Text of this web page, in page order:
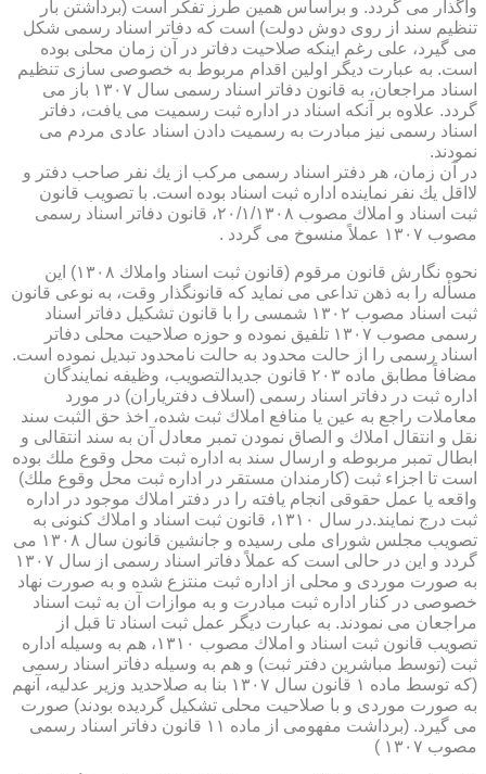
واگذار می گردد. و براساس همین طرز تفكر است (برداشتن بار
تنظیم سند از روی دوش دولت) است كه دفاتر اسناد رسمی شكل
می گیرد، علی رغم اینكه صلاحیت دفاتر در آن زمان محلی بوده
است. به عبارت دیگر اولین اقدام مربوط به خصوصی سازی تنظیم
اسناد مراجعان، به قانون دفاتر اسناد رسمی سال ۱۳۰۷ باز می
گردد. علاوه بر آنكه اسناد در اداره ثبت رسمیت می یافت، دفاتر
اسناد رسمی نیز مبادرت به رسمیت دادن اسناد عادی مردم می
نمودند.
در آن زمان، هر دفتر اسناد رسمی مركب از یك نفر صاحب دفتر و
لااقل یك نفر نماینده اداره ثبت اسناد بوده است. با تصویب قانون
ثبت اسناد و املاك مصوب ۲۰/۱/۱۳۰۸، قانون دفاتر اسناد رسمی
مصوب ۱۳۰۷ عملاً منسوخ می گردد .
نحوه نگارش قانون مرقوم (قانون ثبت اسناد واملاك ۱۳۰۸) این
مسأله را به ذهن تداعی می نماید كه قانونگذار وقت، به نوعی قانون
ثبت اسناد مصوب ۱۳۰۲ شمسی را با قانون تشكیل دفاتر اسناد
رسمی مصوب ۱۳۰۷ تلفیق نموده و حوزه صلاحیت محلی دفاتر
اسناد رسمی را از حالت محدود به حالت نامحدود تبدیل نموده است.
مضافاً مطابق ماده ۲۰۳ قانون جدیدالتصویب، وظیفه نمایندگان
اداره ثبت در دفاتر اسناد رسمی (اسلاف دفتریاران) در مورد
معاملات راجع به عین یا منافع املاك ثبت شده، اخذ حق الثبت سند
نقل و انتقال املاك و الصاق نمودن تمبر معادل آن به سند انتقالی و
ابطال تمبر مربوطه و ارسال سند به اداره ثبت محل وقوع ملك بوده
است تا اجزاء ثبت (كارمندان مستقر در اداره ثبت محل وقوع ملك)
واقعه یا عمل حقوقی انجام یافته را در دفتر املاك موجود در اداره
ثبت درج نمایند.در سال ۱۳۱۰، قانون ثبت اسناد و املاك كنونی به
تصویب مجلس شورای ملی رسیده و جانشین قانون سال ۱۳۰۸ می
گردد و این در حالی است كه عملاً دفاتر اسناد رسمی از سال ۱۳۰۷
به صورت موردی و محلی از اداره ثبت منتزع شده و به صورت نهاد
خصوصی در كنار اداره ثبت مبادرت و به موازات آن به ثبت اسناد
مراجعان می نمودند. به عبارت دیگر عمل ثبت اسناد تا قبل از
تصویب قانون ثبت اسناد و املاك مصوب ۱۳۱۰، هم به وسیله اداره
ثبت (توسط مباشرین دفتر ثبت) و هم به وسیله دفاتر اسناد رسمی
(كه توسط ماده ۱ قانون سال ۱۳۰۷ بنا به صلاحدید وزیر عدلیه، آنهم
به صورت موردی و با صلاحیت محلی تشكیل گردیده بودند) صورت
می گیرد. (برداشت مفهومی از ماده ۱۱ قانون دفاتر اسناد رسمی
مصوب ۱۳۰۷ )